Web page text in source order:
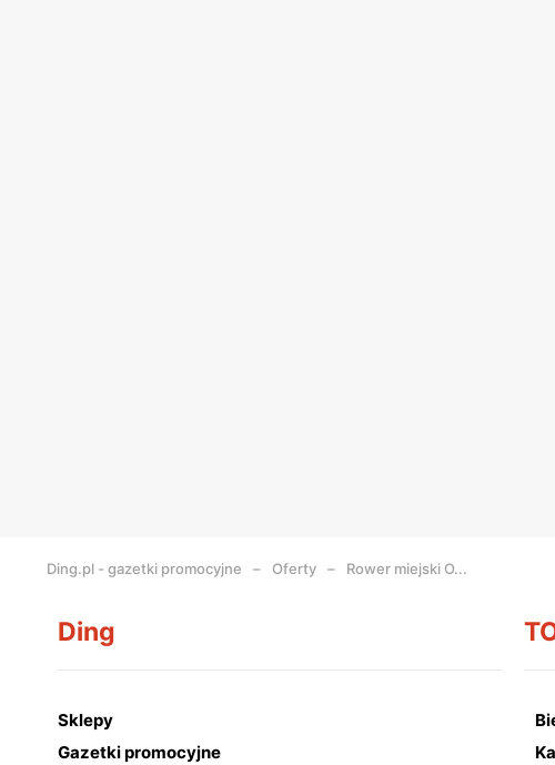
Ding.pl - gazetki promocyjne Oferty Rower miejski O...
Ding
Sklepy
Gazetki promocyjne